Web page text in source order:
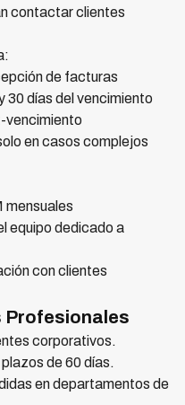
contactar clientes
de facturas
30 días del vencimiento
vencimiento
en casos complejos
mensuales
equipo dedicado a
con clientes
Profesionales
corporativos.
de 60 días.
en departamentos de